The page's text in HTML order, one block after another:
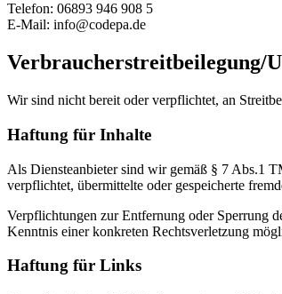
Telefon: 06893 946 908 5
E-Mail: info@codepa.de
Verbraucher­streit­beilegung/
Wir sind nicht bereit oder verpflichtet, an
Haftung für Inhalte
Als Diensteanbieter sind wir gemäß § 7 Abs.1
verpflichtet, übermittelte oder gespeicherte
Verpflichtungen zur Entfernung oder Sperrung
Kenntnis einer konkreten Rechtsverletzung
Haftung für Links